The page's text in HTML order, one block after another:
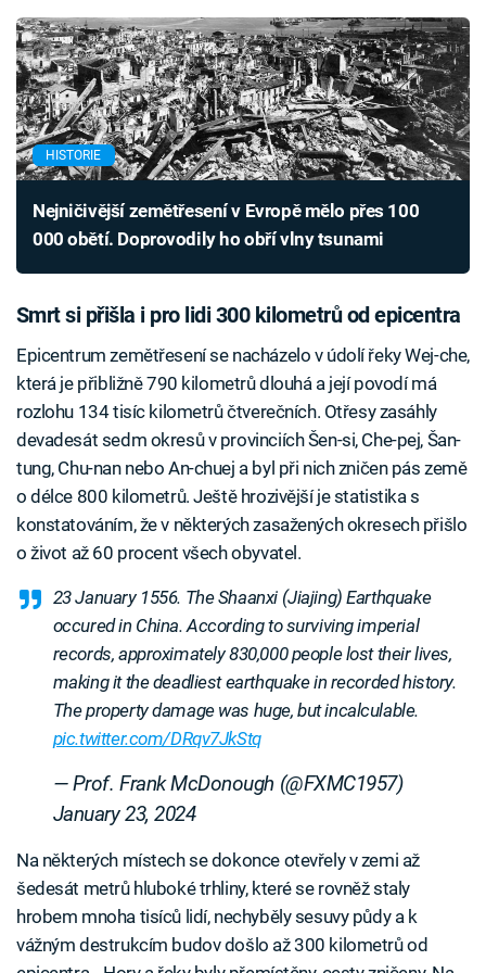
HISTORIE
Nejničivější zemětřesení v Evropě mělo přes 100
000 obětí. Doprovodily ho obří vlny tsunami
Smrt si přišla i pro lidi 300 kilometrů od epicentra
Epicentrum zemětřesení se nacházelo v údolí řeky Wej-che,
která je přibližně 790 kilometrů dlouhá a její povodí má
rozlohu 134 tisíc kilometrů čtverečních. Otřesy zasáhly
devadesát sedm okresů v provinciích Šen-si, Che-pej, Šan-
tung, Chu-nan nebo An-chuej a byl při nich zničen pás země
o délce 800 kilometrů. Ještě hrozivější je statistika s
konstatováním, že v některých zasažených okresech přišlo
o život až 60 procent všech obyvatel.
23 January 1556. The Shaanxi (Jiajing) Earthquake
occured in China. According to surviving imperial
records, approximately 830,000 people lost their lives,
making it the deadliest earthquake in recorded history.
The property damage was huge, but incalculable.
pic.twitter.com/DRqv7JkStq
— Prof. Frank McDonough (@FXMC1957)
January 23, 2024
Na některých místech se dokonce otevřely v zemi až
šedesát metrů hluboké trhliny, které se rovněž staly
hrobem mnoha tisíců lidí, nechyběly sesuvy půdy a k
vážným destrukcím budov došlo až 300 kilometrů od